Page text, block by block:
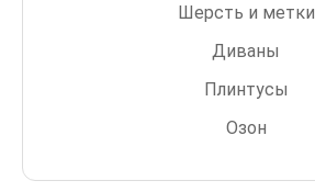
Шерсть и метки
Диваны
Плинтусы
Озон